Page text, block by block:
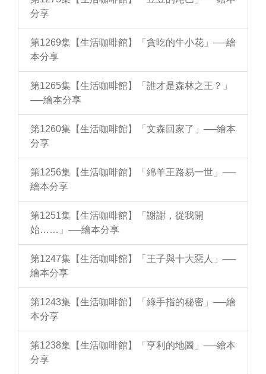
分享
第1269集【生活咖啡館】「貪吃的牛小花」──繪
本分享
第1265集【生活咖啡館】「誰才是森林之王？」
──繪本分享
第1260集【生活咖啡館】「文森回家了」──繪本
分享
第1256集【生活咖啡館】「綿羊王路易一世」──
繪本分享
第1251集【生活咖啡館】「謝謝，從我開
始……」──繪本分享
第1247集【生活咖啡館】「王子與十大惡人」──
繪本分享
第1243集【生活咖啡館】「綠手指的秘密」──繪
本分享
第1238集【生活咖啡館】「亨利的地圖」──繪本
分享